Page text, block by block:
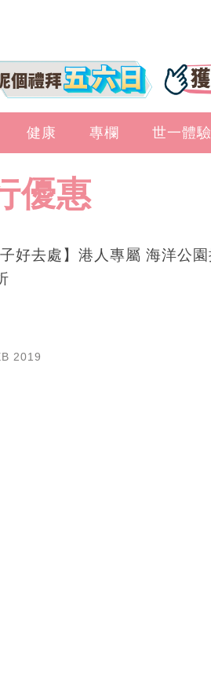
健康 專欄 世一體
優惠
好去處】港人專屬 海洋公
2019